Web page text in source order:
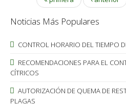
Noticias Más Populares
CONTROL HORARIO DEL TIEMPO
RECOMENDACIONES PARA EL
CÍTRICOS
AUTORIZACIÓN DE QUEMA DE
PLAGAS